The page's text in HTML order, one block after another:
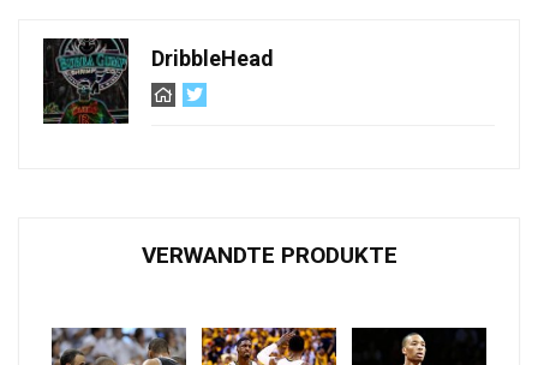
DribbleHead
VERWANDTE PRODUKTE